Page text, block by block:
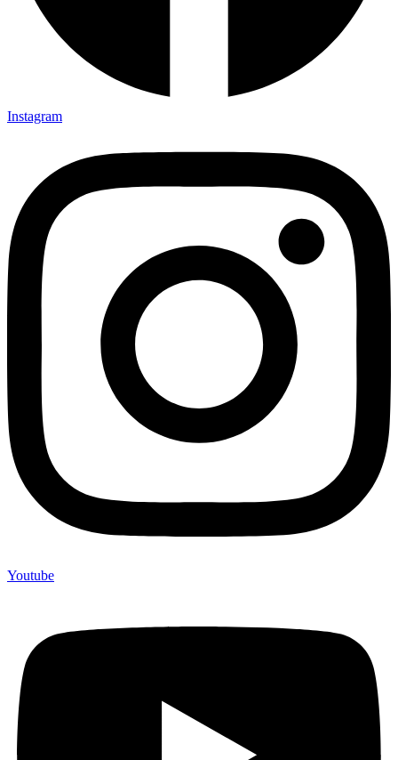
Instagram
Youtube